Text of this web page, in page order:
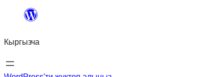
Мазмунга
Кыргызча